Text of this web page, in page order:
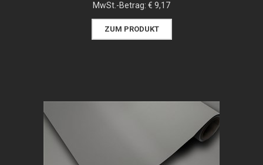
MwSt.-Betrag: € 9,17
ZUM PRODUKT